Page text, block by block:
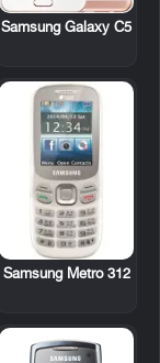
Samsung Galaxy C5
Samsung Metro 312